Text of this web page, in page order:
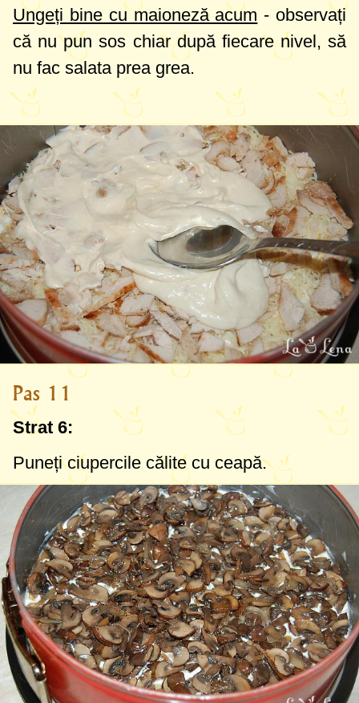
Ungeți bine cu maioneză acum - observați
că nu pun sos chiar după fiecare nivel, să
nu fac salata prea grea.
Pas 11
Strat 6:
Puneți ciupercile călite cu ceapă.